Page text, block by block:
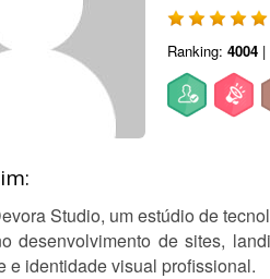
Ranking: 4004 |
Studio, um estúdio de
desenvolvimento de sites,
e identidade visual profissional.